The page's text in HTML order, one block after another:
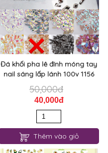
Đá khối pha lê đính móng tay
nail sáng lấp lánh 100v 1156
50,000đ
40,000đ
Thêm vào giỏ